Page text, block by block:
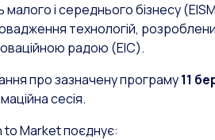
малого і середнього бізнесу
технологій,
радою (EIC).
про зазначену програму11
сесія.
to Market поєднує: